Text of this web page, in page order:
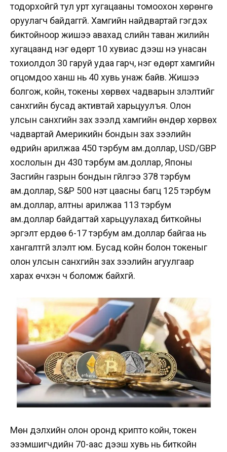
тодорхойгүй тул урт хугацааны томоохон хөрөнгө
оруулагч байдаггүй. Хамгийн найдвартай гэгдэх
биктойноор жишээ авахад сүүлийн таван жилийн
хугацаанд нэг өдөрт 10 хувиас дээш үнэ унасан
тохиолдол 30 гаруй удаа гарч, нэг өдөрт хамгийн
огцомдоо ханш нь 40 хувь унаж байв. Жишээ
болгож, койн, токены хөрвөх чадварын үзүүлэлтийг
санхүүгийн бусад активтай харьцуулъя. Олон
улсын санхүүгийн зах зээлд хамгийн өндөр хөрвөх
чадвартай Америкийн бондын зах зээлийн
өдрийн арилжаа 450 тэрбум ам.доллар, USD/GBP
хослолын дүн 430 тэрбум ам.доллар, Японы
Засгийн газрын бондын гүйлгээ 378 тэрбум
ам.доллар, S&P 500 үнэт цаасны багц 125 тэрбум
ам.доллар, алтны арилжаа 113 тэрбум
ам.доллар байдагтай харьцуулахад биткойны
эргэлт ердөө 6-17 тэрбум ам.доллар байгаа нь
хангалтгүй үзүүлэлт юм. Бусад койн болон токеныг
олон улсын санхүүгийн зах зээлийн агуулгаар
харах өчүүхэн ч боломж байхгүй.
Мөн дэлхийн олон оронд крипто койн, токен
эзэмшигчдийн 70-аас дээш хувь нь биткойн